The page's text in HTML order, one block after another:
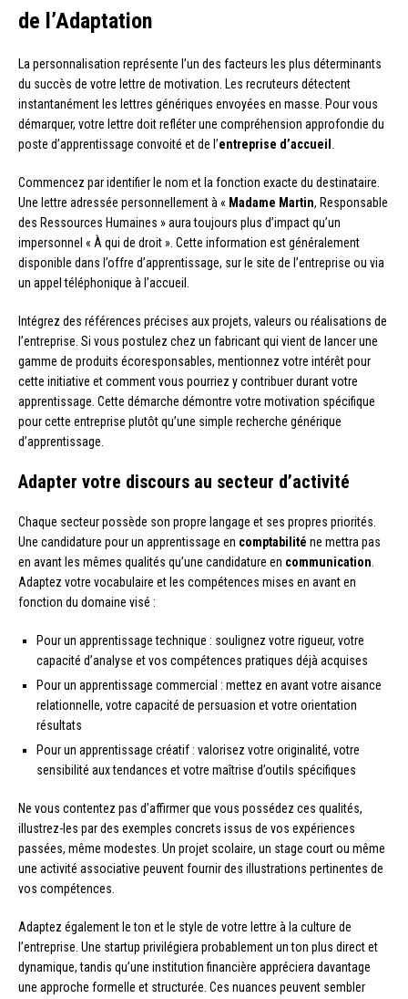
de l’Adaptation
La personnalisation représente l’un des facteurs les plus déterminants
du succès de votre lettre de motivation. Les recruteurs détectent
instantanément les lettres génériques envoyées en masse. Pour vous
démarquer, votre lettre doit refléter une compréhension approfondie du
poste d’apprentissage convoité et de l’entreprise d’accueil
Commencez par identifier le nom et la fonction exacte du destinataire.
Une lettre adressée personnellement à « Madame Martin, Responsable
des Ressources Humaines » aura toujours plus d’impact qu’un
impersonnel « À qui de droit ». Cette information est généralement
disponible dans l’offre d’apprentissage, sur le site de l’entreprise ou via
un appel téléphonique à l’accueil.
Intégrez des références précises aux projets, valeurs ou réalisations de
l’entreprise. Si vous postulez chez un fabricant qui vient de lancer une
gamme de produits écoresponsables, mentionnez votre intérêt pour
cette initiative et comment vous pourriez y contribuer durant votre
apprentissage. Cette démarche démontre votre motivation spécifique
pour cette entreprise plutôt qu’une simple recherche générique
d’apprentissage.
Adapter votre discours au secteur d’activité
Chaque secteur possède son propre langage et ses propres priorités.
Une candidature pour un apprentissage en comptabilité ne mettra pas
en avant les mêmes qualités qu’une candidature en communication
Adaptez votre vocabulaire et les compétences mises en avant en
fonction du domaine visé :
Pour un apprentissage technique : soulignez votre rigueur, votre
capacité d’analyse et vos compétences pratiques déjà acquises
Pour un apprentissage commercial : mettez en avant votre aisance
relationnelle, votre capacité de persuasion et votre orientation
résultats
Pour un apprentissage créatif : valorisez votre originalité, votre
sensibilité aux tendances et votre maîtrise d’outils spécifiques
Ne vous contentez pas d’affirmer que vous possédez ces qualités,
illustrez-les par des exemples concrets issus de vos expériences
passées, même modestes. Un projet scolaire, un stage court ou même
une activité associative peuvent fournir des illustrations pertinentes de
vos compétences.
Adaptez également le ton et le style de votre lettre à la culture de
l’entreprise. Une startup privilégiera probablement un ton plus direct et
dynamique, tandis qu’une institution financière appréciera davantage
une approche formelle et structurée. Ces nuances peuvent sembler